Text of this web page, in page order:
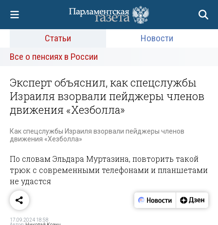
Статьи
Новости
Все о пенсиях в России
Эксперт объяснил, как спецслужбы
Израиля взорвали пейджеры членов
движения «Хезболла»
Как спецслужбы Израиля взорвали пейджеры членов
движения «Хезболла»
По словам Эльдара Муртазина, повторить такой
трюк с современными телефонами и планшетами
не удастся
17.09.2024 18:58